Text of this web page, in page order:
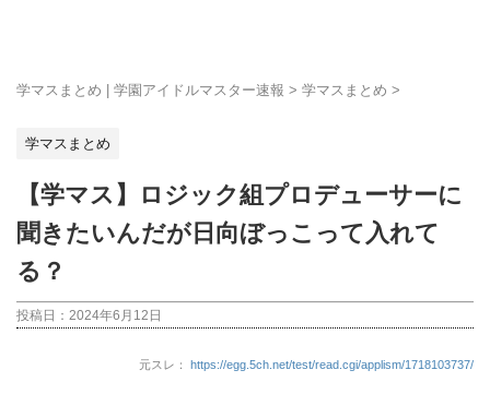
学マスまとめ | 学園アイドルマスター速報 > 学マスまとめ >
学マスまとめ
【学マス】ロジック組プロデューサーに
聞きたいんだが日向ぼっこって入れて
る？
投稿日： 2024年6月12日
元スレ： https://egg.5ch.net/test/read.cgi/applism/1718103737/